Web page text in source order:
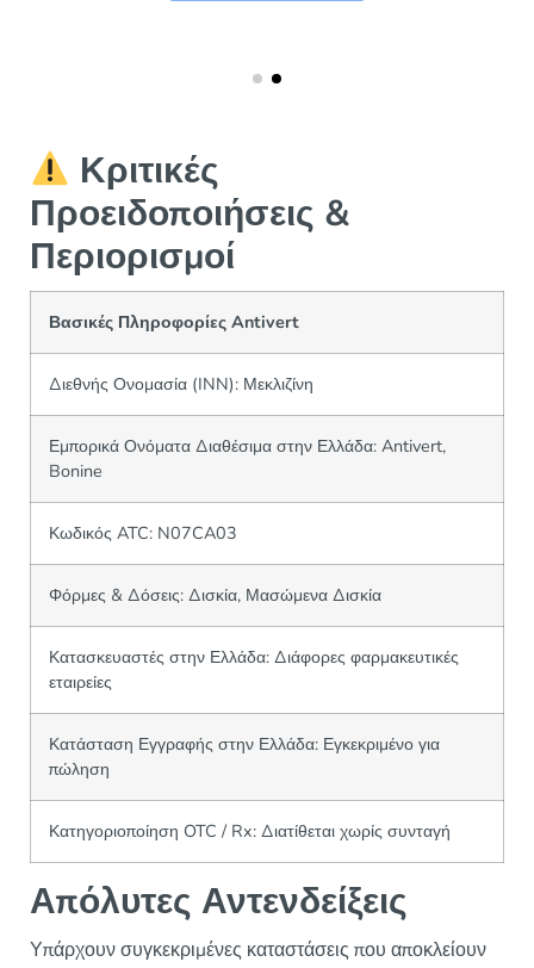
Κριτικές
Προειδοποιήσεις &
Περιορισμοί
Βασικές Πληροφορίες Antivert
Διεθνής Ονομασία (INN): Μεκλιζίνη
Εμπορικά Ονόματα Διαθέσιμα στην Ελλάδα: Antivert,
Bonine
Κωδικός ATC: N07CA03
Φόρμες & Δόσεις: Δισκία, Μασώμενα Δισκία
Κατασκευαστές στην Ελλάδα: Διάφορες φαρμακευτικές
εταιρείες
Κατάσταση Εγγραφής στην Ελλάδα: Εγκεκριμένο για
πώληση
Κατηγοριοποίηση OTC / Rx: Διατίθεται χωρίς συνταγή
Απόλυτες Αντενδείξεις
Υπάρχουν συγκεκριμένες καταστάσεις που αποκλείουν